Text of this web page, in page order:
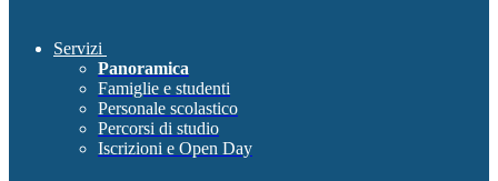
Servizi
Panoramica
Famiglie e studenti
Personale scolastico
Percorsi di studio
Iscrizioni e Open Day